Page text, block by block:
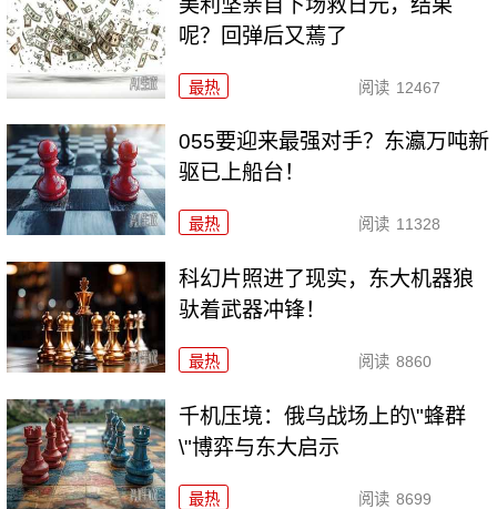
呢？回弹后又蔫了
最热 阅读 12467
055要迎来最强对手？东瀛万吨新
驱已上船台！
最热 阅读 11328
科幻片照进了现实，东大机器狼
驮着武器冲锋！
最热 阅读 8860
千机压境：俄乌战场上的\"蜂群
\"博弈与东大启示
最热 阅读 8699